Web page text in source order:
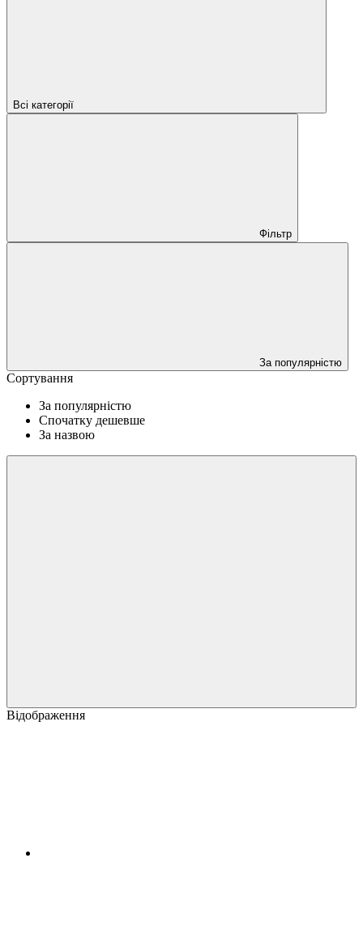
Всі категорії
Фільтр
За популярністю
Сортування
За популярністю
Спочатку дешевше
За назвою
Відображення